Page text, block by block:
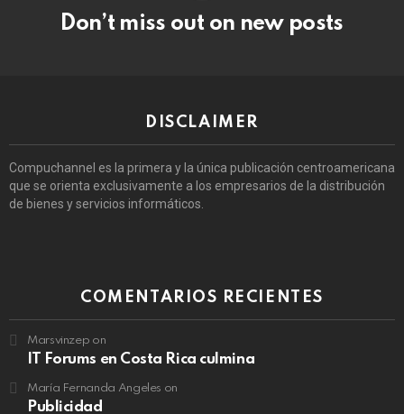
Don’t miss out on new posts
DISCLAIMER
Compuchannel es la primera y la única publicación centroamericana
que se orienta exclusivamente a los empresarios de la distribución
de bienes y servicios informáticos.
COMENTARIOS RECIENTES
Marsvinzep on
IT Forums en Costa Rica culmina
María Fernanda Angeles on
Publicidad